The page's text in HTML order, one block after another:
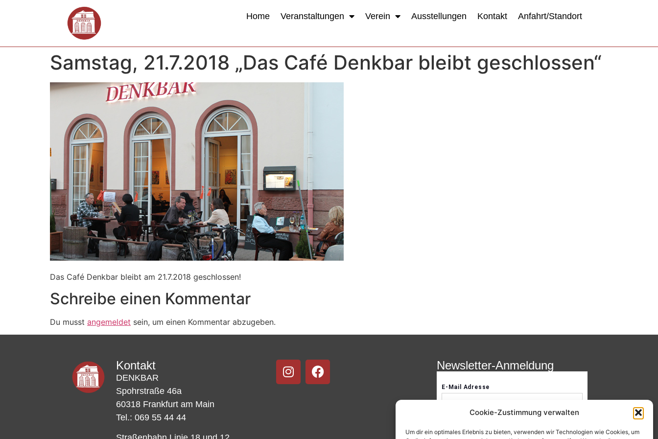
Cookie-Zustimmung verwalten
Um dir ein optimales Erlebnis zu bieten, verwenden wir Technologien wie Cookies, um
Home Veranstaltungen Verein Ausstellungen Kontakt Anfahrt/Standort
Samstag, 21.7.2018 „Das Café Denkbar bleibt geschlossen“
Das Café Denkbar bleibt am 21.7.2018 geschlossen!
Schreibe einen Kommentar
Du musst angemeldet sein, um einen Kommentar abzugeben.
Kontakt
DENKBAR
Spohrstraße 46a
60318 Frankfurt am Main
Tel.: 069 55 44 44
Newsletter-Anmeldung